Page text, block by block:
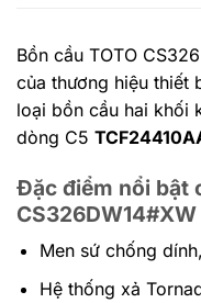
Bồn cầu TOTO
của thương hiệu thiết
loại bồn cầu hai khối
dòng C5
Đặc điểm nổi bật
CS326DW14#XW
Men sứ chống
Hệ thống xả